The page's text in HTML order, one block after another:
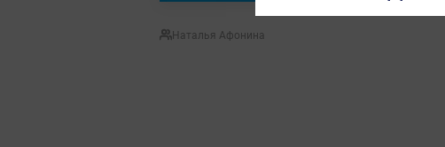
Наталья Афонина